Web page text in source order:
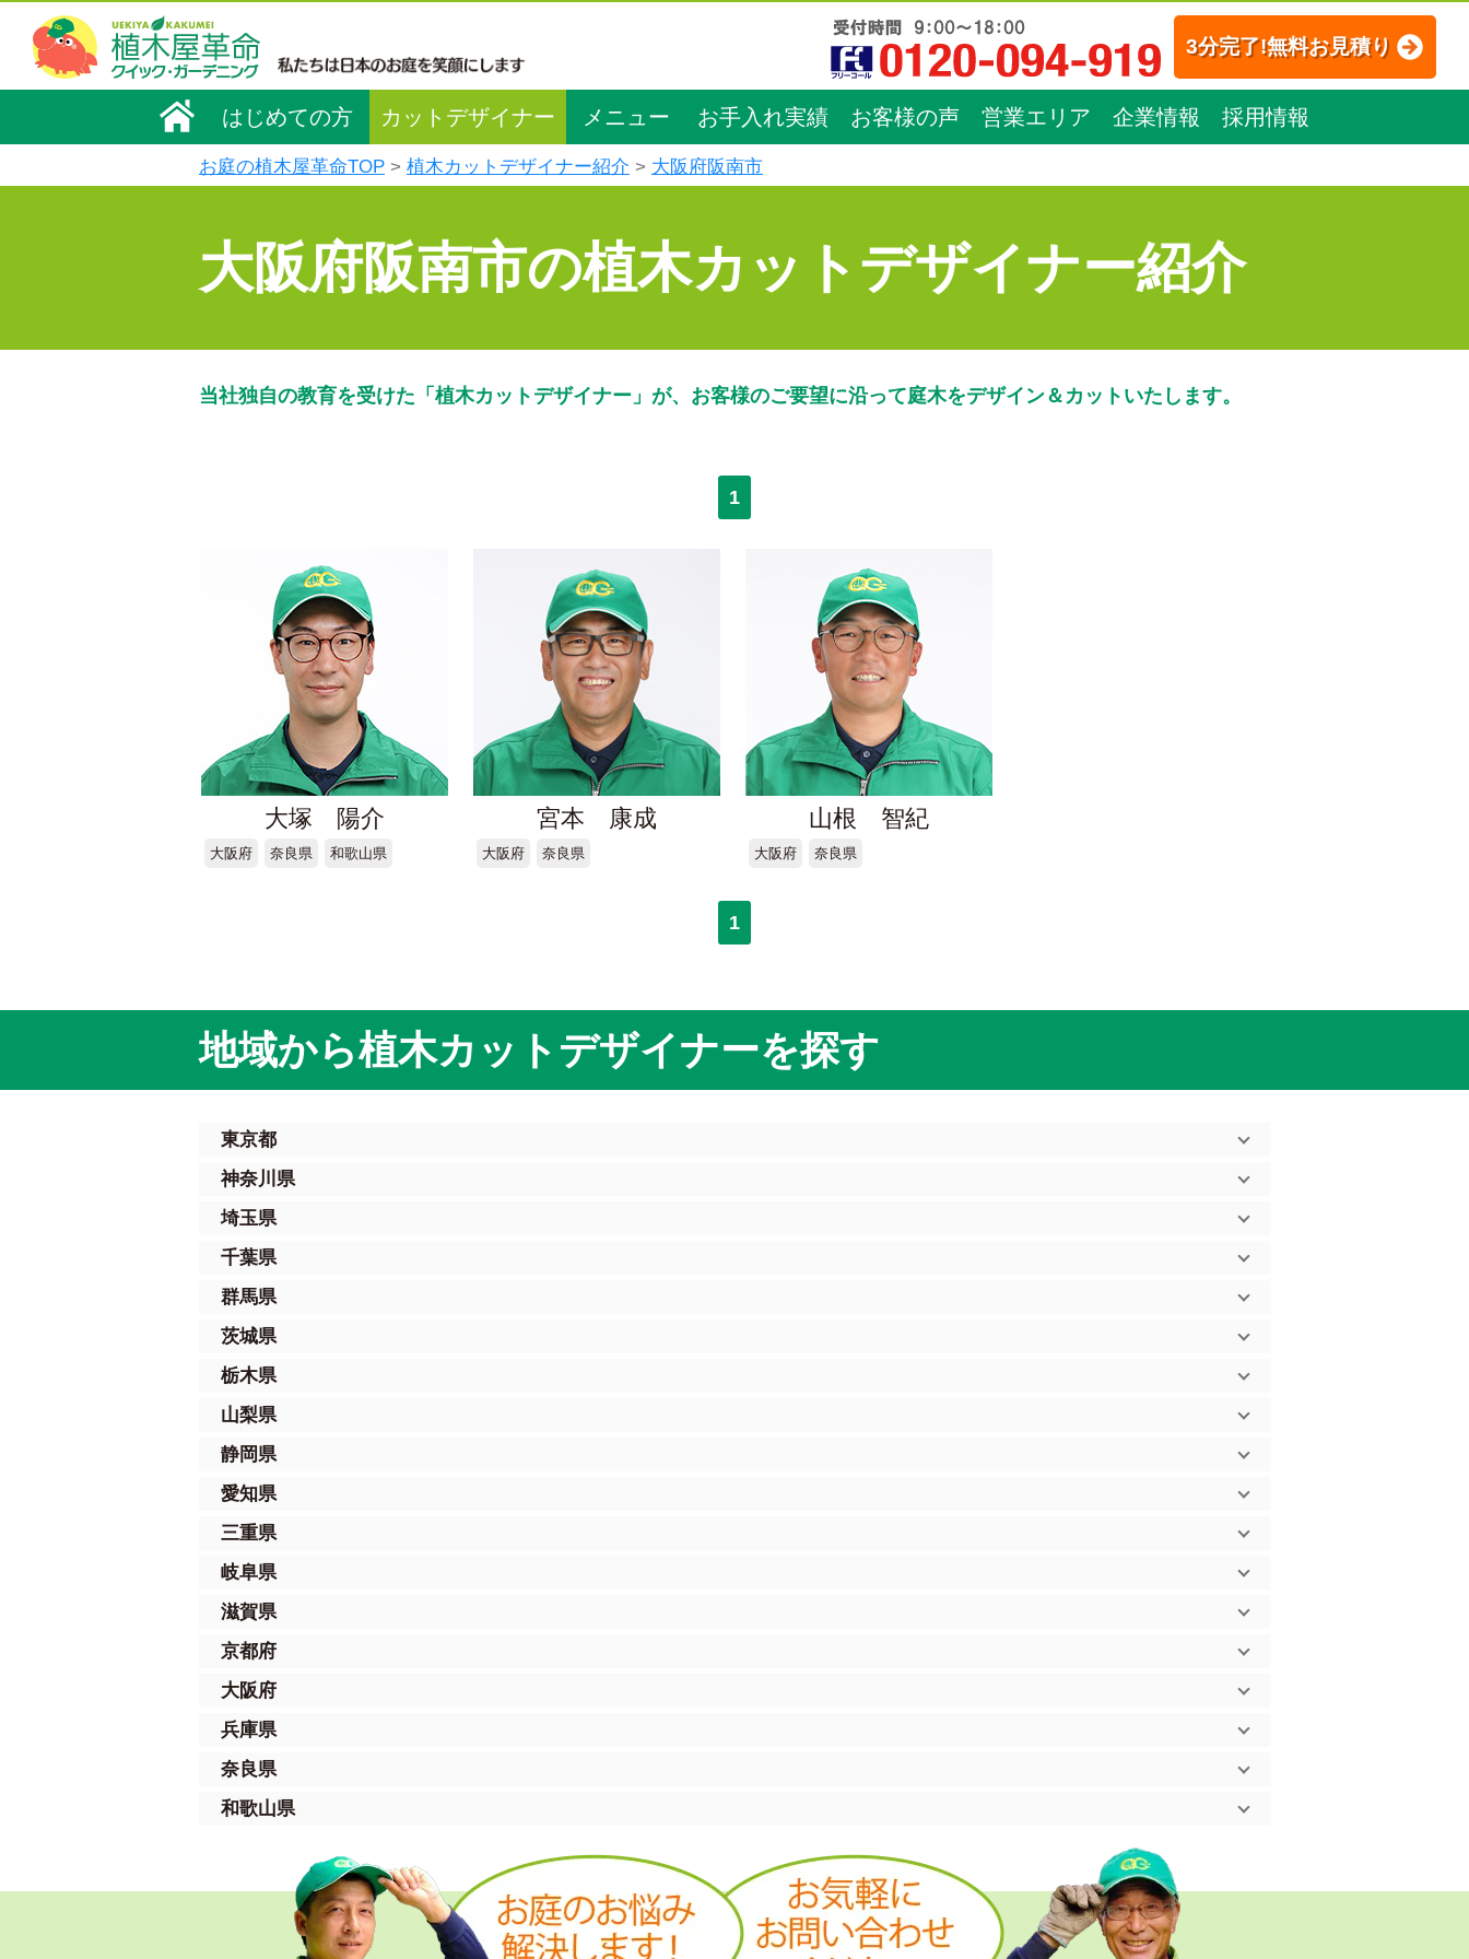
3分完了!無料お見積り
はじめての方 カットデザイナー メニュー お手入れ実績 お客様の声 営業エリア 企業情報 採用情報
お庭の植木屋革命TOP 植木カットデザイナー紹介 大阪府阪南市
大阪府阪南市の植木カットデザイナー紹介
当社独自の教育を受けた「植木カットデザイナー」が、お客様のご要望に沿って庭木をデザイン＆カットいたします。
1
大塚 陽介
大阪府 奈良県 和歌山県
宮本 康成
大阪府 奈良県
山根 智紀
大阪府 奈良県
1
地域から植木カットデザイナーを探す
東京都
神奈川県
埼玉県
千葉県
群馬県
茨城県
栃木県
山梨県
静岡県
愛知県
三重県
岐阜県
滋賀県
京都府
大阪府
兵庫県
奈良県
和歌山県